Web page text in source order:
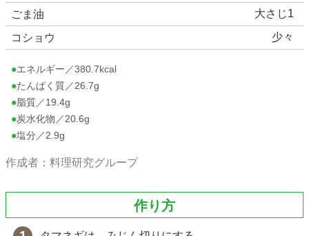
ごま油 大さじ1
コショウ 少々
●エネルギー／380.7kcal
●たんぱく質／26.7g
●脂質／19.4g
●炭水化物／20.6g
●塩分／2.9g
作成者：料理研究グループ
作り方